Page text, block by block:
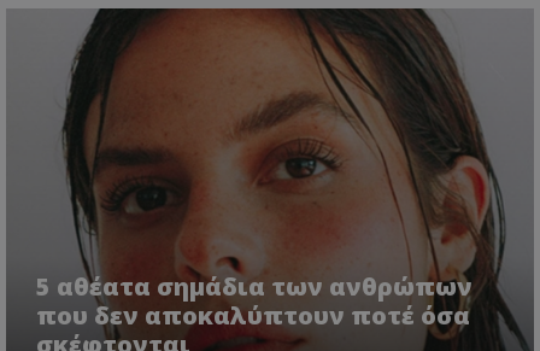
5 αθέατα σημάδια των ανθρώπων
που δεν αποκαλύπτουν ποτέ όσα
σκέφτονται